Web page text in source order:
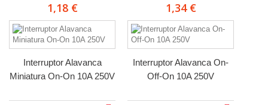
1,18 € 1,34 €
Interruptor Alavanca
Miniatura On-On 10A 250V
Interruptor Alavanca On-
Off-On 10A 250V